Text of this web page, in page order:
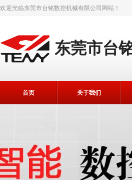
欢迎光临东莞市台铭数控机械有限公司 网站！
东莞市台
首页 关于我们